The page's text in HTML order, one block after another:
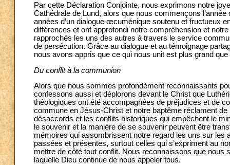
Par cette Déclaration Conjointe, nous exprimons notre
Cathédrale de Lund, alors que nous commençons
années d’un dialogue œcuménique soutenu et fructueux
différences et ont approfondi notre compréhension et
rapprochés les uns des autres à travers le service
de persécution. Grâce au dialogue et au témoignage
nous avons appris que ce qui nous unit est plus grand
Du conflit à la communion
Alors que nous sommes profondément reconnaissants
confessons aussi et déplorons devant le Christ que
théologiques ont été accompagnées de préjudices et de
commune en Jésus-Christ et notre baptême réclament
désaccords et les conflits historiques qui empêchent le
le souvenir et la manière de se souvenir peuvent être
mémoires qui assombrissent notre regard les uns sur les
passées et présentes, surtout celles qui s’expriment au
mettre de côté tout conflit. Nous reconnaissons que
laquelle Dieu continue de nous appeler tous.